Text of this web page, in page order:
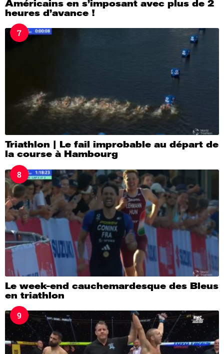
Américains en s’imposant avec plus de 2
heures d’avance !
7
Triathlon | Le fail improbable au départ de
la course à Hambourg
8
Le week-end cauchemardesque des Bleus
en triathlon
9